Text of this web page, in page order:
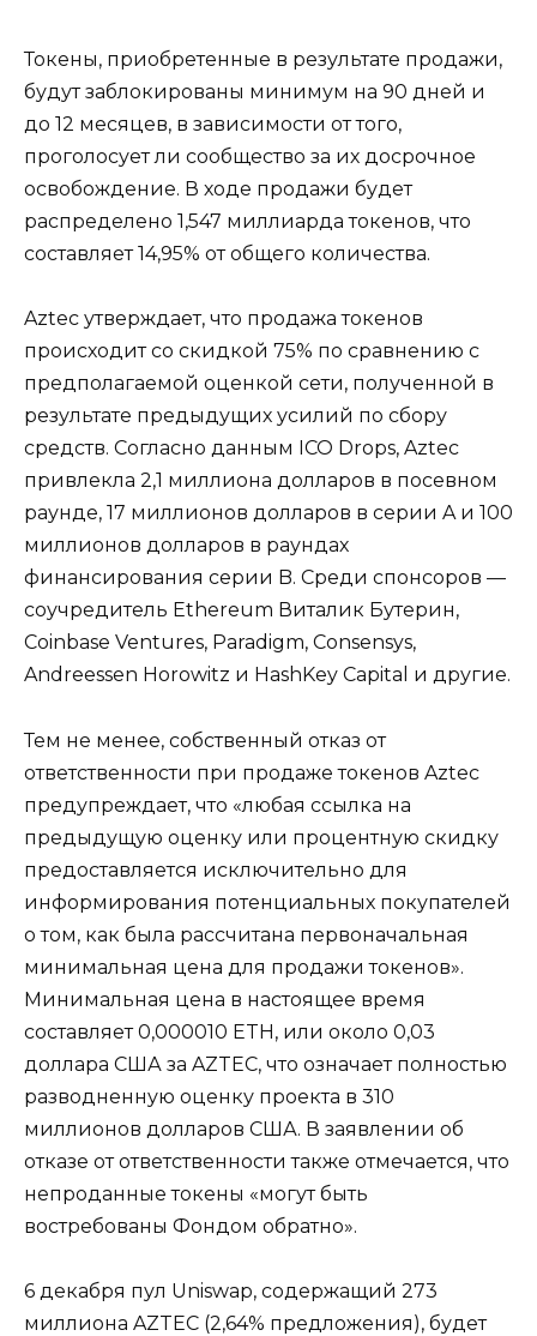
Токены, приобретенные в результате продажи,
будут заблокированы минимум на 90 дней и
до 12 месяцев, в зависимости от того,
проголосует ли сообщество за их досрочное
освобождение. В ходе продажи будет
распределено 1,547 миллиарда токенов, что
составляет 14,95% от общего количества.
Aztec утверждает, что продажа токенов
происходит со скидкой 75% по сравнению с
предполагаемой оценкой сети, полученной в
результате предыдущих усилий по сбору
средств. Согласно данным ICO Drops, Aztec
привлекла 2,1 миллиона долларов в посевном
раунде, 17 миллионов долларов в серии A и 100
миллионов долларов в раундах
финансирования серии B. Среди спонсоров —
соучредитель Ethereum Виталик Бутерин,
Coinbase Ventures, Paradigm, Consensys,
Andreessen Horowitz и HashKey Capital и другие.
Тем не менее, собственный отказ от
ответственности при продаже токенов Aztec
предупреждает, что «любая ссылка на
предыдущую оценку или процентную скидку
предоставляется исключительно для
информирования потенциальных покупателей
о том, как была рассчитана первоначальная
минимальная цена для продажи токенов».
Минимальная цена в настоящее время
составляет 0,000010 ETH, или около 0,03
доллара США за AZTEC, что означает полностью
разводненную оценку проекта в 310
миллионов долларов США. В заявлении об
отказе от ответственности также отмечается, что
непроданные токены «могут быть
востребованы Фондом обратно».
6 декабря пул Uniswap, содержащий 273
миллиона AZTEC (2,64% предложения), будет